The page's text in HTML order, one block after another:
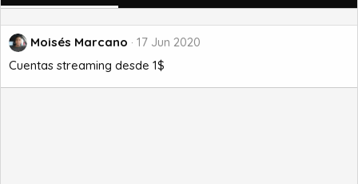
Moisés Marcano
17 Jun 2020
Cuentas streaming desde 1$